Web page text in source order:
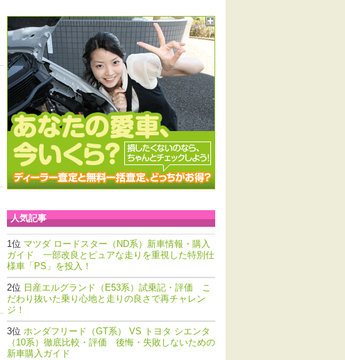
人気記事
マツダ ロードスター（ND系）新車情報・購入
ガイド 一部改良とピュアな走りを重視した特別仕
様車「PS」を投入！
日産エルグランド（E53系）試乗記・評価 こ
だわり抜いた乗り心地と走りの良さで再チャレン
ジ！
ホンダフリード（GT系） VS トヨタ シエンタ
（10系）徹底比較・評価 後悔・失敗しないための
新車購入ガイド